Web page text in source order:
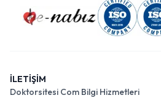
İLETİŞİM
Doktorsitesi Com Bilgi Hizmetleri